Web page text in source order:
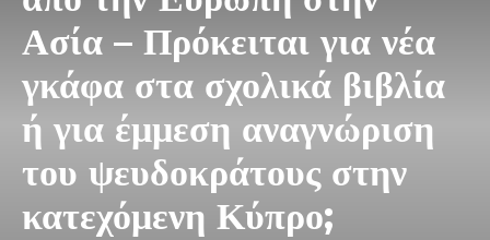
Ασία – Πρόκειται για νέα
γκάφα στα σχολικά βιβλία
ή για έμμεση αναγνώριση
του ψευδοκράτους στην
κατεχόμενη Κύπρο;